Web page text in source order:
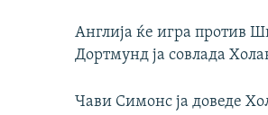
Англија ќе игра против
Дортмунд ја совлада
Чави Симонс ја доведе